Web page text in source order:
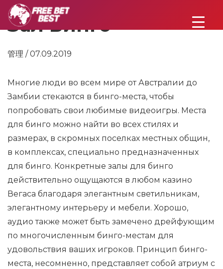
Зал Бинго
管理 / 07.09.2019
Многие люди во всем мире от Австралии до
Замбии стекаются в бинго-места, чтобы
попробовать свои любимые видеоигры. Места
для бинго можно найти во всех стилях и
размерах, в скромных поселках местных общин,
в комплексах, специально предназначенных
для бинго. Конкретные залы для бинго
действительно ощущаются в любом казино
Вегаса благодаря элегантным светильникам,
элегантному интерьеру и мебели. Хорошо,
аудио также может быть замечено дрейфующим
по многочисленным бинго-местам для
удовольствия ваших игроков. Принцип бинго-
места, несомненно, представляет собой атриум с